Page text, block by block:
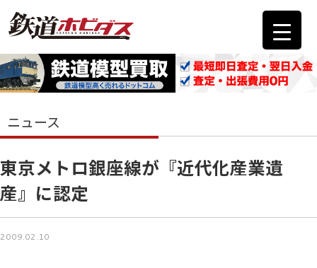
ニュース
東京メトロ銀座線が『近代化産業遺
産』に認定
2009.02.10